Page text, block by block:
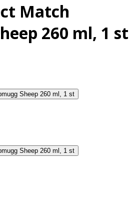
Match
260 ml, 1 st
Sheep 260 ml, 1 st
Sheep 260 ml, 1 st